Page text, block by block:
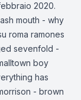
2020.
mouth - why
roma ramones
sevenfold -
boy
has
- brown